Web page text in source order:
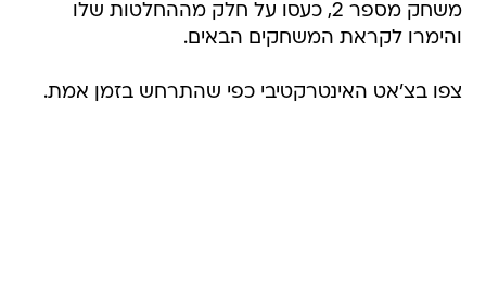
משחק מספר 2, כעסו על חלק מההחלטות שלו
והימרו לקראת המשחקים הבאים.
צפו בצ'אט האינטרקטיבי כפי שהתרחש בזמן אמת.